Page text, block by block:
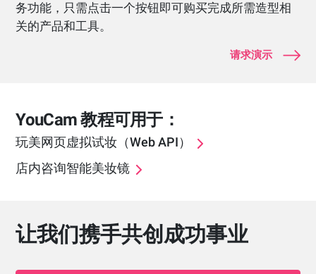
务功能，只需点击一个按钮即可购买完成所需造型相
关的产品和工具。
请求演示
YouCam 教程可用于：
玩美网页虚拟试妆（Web API）
店内咨询智能美妆镜
让我们携手共创成功事业